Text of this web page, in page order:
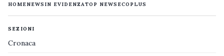
HOMENEWS IN EVIDENZATOP NEWS ECOPLUS
SEZIONI
Cronaca